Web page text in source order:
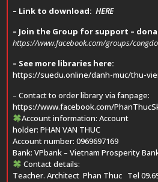
– Link to download: HERE
– Join the Group for support –
https://www.facebook.com/groups/
– See more libraries here:
https://suedu.online/danh-muc/thu-
– Contact to order library via fanpage:
https://www.facebook.com/
Account information: Account
holder: PHAN VAN THUC
Account number: 0969697169
Bank: VPbank – Vietnam Prosperity
Contact details:
Teacher. Architect Phan Thuc Tel